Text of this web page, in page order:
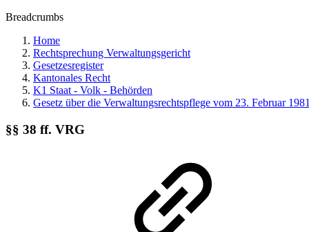
Breadcrumbs
Home
Rechtsprechung Verwaltungsgericht
Gesetzesregister
Kantonales Recht
K1 Staat - Volk - Behörden
Gesetz über die Verwaltungsrechtspflege vom 23. Februar
§§ 38 ff. VRG